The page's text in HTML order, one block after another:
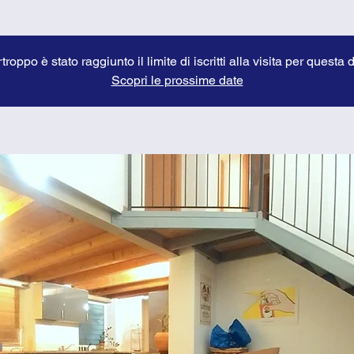
è stato raggiunto il limite di iscritti alla visita per questa
Scopri le prossime date